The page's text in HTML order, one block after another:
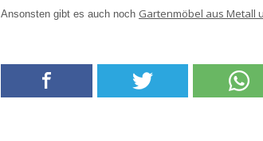
Ansonsten gibt es auch noch Gartenmöbel aus Metall